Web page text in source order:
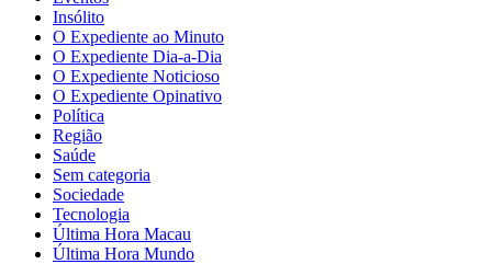
Insólito
O Expediente ao Minuto
O Expediente Dia-a-Dia
O Expediente Noticioso
O Expediente Opinativo
Política
Região
Saúde
Sem categoria
Sociedade
Tecnologia
Última Hora Macau
Última Hora Mundo